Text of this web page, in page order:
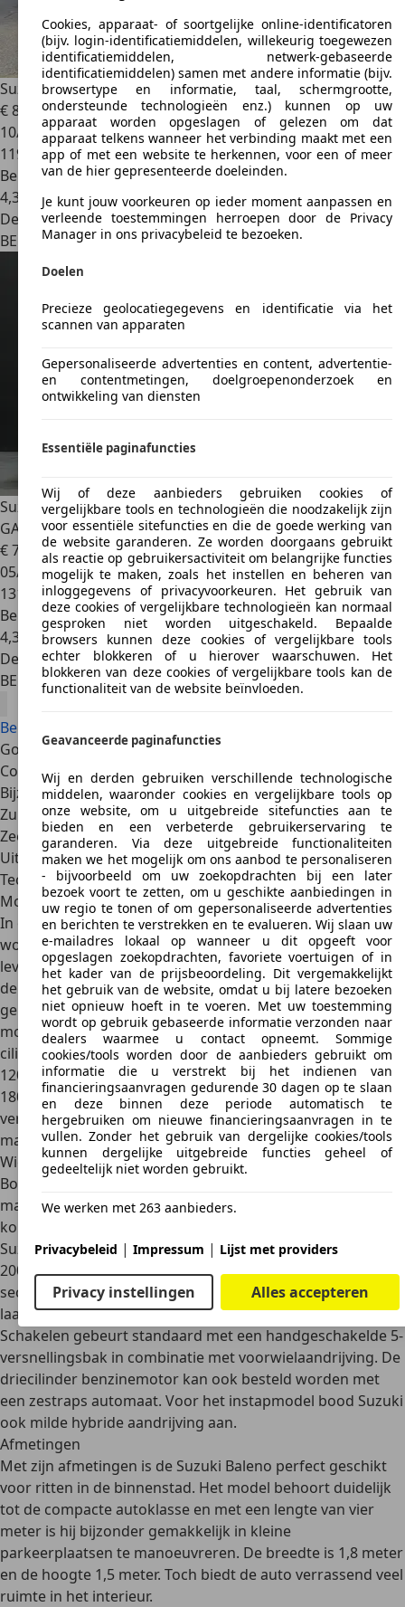
Suzuki BalenoBaleno 1.2i GL / GARANTIE 12 MOIS
€ 8.490
10/2016
119.800 km
Benzine
4,3 l/100 km (comb.)
Dealer
BE 4684Haccourt-liege
Suzuki Baleno1.2i GLX * CAMÉRA + JANTES + GPS +
GARANTIE *
€ 7.950
05/2016
131.000 km
Benzine
4,3 l/100 km (comb.)
Dealer
BE 4100Seraing
Bekijk alle Suzuki Baleno aanbiedingen
Goede redenen
Comfortabel
Bijzonder ruim
Zuinig brandstofverbruik
Zeer wendbaar en ideaal voor stadsverkeer
Uitgebreide veiligheidsuitrusting
Technische gegevens
Motorisatie
In de eerste generatie kon de Suzuki Baleno besteld
worden met keuze uitdrie verschillende motoren.Die
leverden86, 98 of 121 pkaan vermogen. Natuurlijk kreeg
de kleine auto in 2015 – voor de introductie van de tweede
generatie Suzuki Baleno – volledig nieuw ontwikkelde
motoren. De basisvariant is eenviercilindermotor met een
cilinderinhoud van 1,2 literen een vermogen van 90 pken
120 Nm koppel. Genoeg power voor een topsnelheid van
180 km/u en een 0-100-tijd van 12,3 seconden. Het lage
verbruik vanruim onder de vijf liter per 100 kilometer
maakt hem erg interessant.
Wie meer vermogen wenst, kan kiezen voor de 1,0-liter
Boosterjet driecilinder turbobenzinemotor
maximaal vermogen van 82 kW (112 pk) en een hoog
koppel van 170 Nm
Suzuki nog sneller op de weg. De topsnelheid bedraagt
200 km/u en de sprint van 0 naar 100 km/u duurt 11,4
seconden. Ook hier kan de bestuurder rekenen op een
laag verbruik van minder dan vijf literper 100 kilometer.
Schakelen gebeurt standaard met een handgeschakelde 5-
versnellingsbak in combinatie met voorwielaandrijving. De
driecilinder benzinemotor kan ook besteld worden met
een zestraps automaat. Voor het instapmodel bood Suzuki
ook milde hybride aandrijving aan.
Afmetingen
Met zijn afmetingen is de Suzuki Baleno perfect geschikt
voor ritten in de binnenstad. Het model behoort duidelijk
tot de compacte autoklasse en met een lengte van vier
meter is hij bijzonder gemakkelijk in kleine
parkeerplaatsen te manoeuvreren. De breedte is 1,8 meter
en de hoogte 1,5 meter. Toch biedt de auto verrassend veel
ruimte in het interieur.
Cookies, apparaat- of soortgelijke online-identificatoren
(bijv. login-identificatiemiddelen, willekeurig toegewezen
identificatiemiddelen, netwerk-gebaseerde
identificatiemiddelen) samen met andere informatie (bijv.
browsertype en informatie, taal, schermgrootte,
ondersteunde technologieën enz.) kunnen op uw
apparaat worden opgeslagen of gelezen om dat
apparaat telkens wanneer het verbinding maakt met een
app of met een website te herkennen, voor een of meer
van de hier gepresenteerde doeleinden.
Je kunt jouw voorkeuren op ieder moment aanpassen en
verleende toestemmingen herroepen door de Privacy
Manager in ons privacybeleid te bezoeken.
Doelen
Precieze geolocatiegegevens en identificatie via het
scannen van apparaten
Gepersonaliseerde advertenties en content, advertentie-
en contentmetingen, doelgroepenonderzoek en
ontwikkeling van diensten
Essentiële paginafuncties
Wij of deze aanbieders gebruiken cookies of
vergelijkbare tools en technologieën die noodzakelijk zijn
voor essentiële sitefuncties en die de goede werking van
de website garanderen. Ze worden doorgaans gebruikt
als reactie op gebruikersactiviteit om belangrijke functies
mogelijk te maken, zoals het instellen en beheren van
inloggegevens of privacyvoorkeuren. Het gebruik van
deze cookies of vergelijkbare technologieën kan normaal
gesproken niet worden uitgeschakeld. Bepaalde
browsers kunnen deze cookies of vergelijkbare tools
echter blokkeren of u hierover waarschuwen. Het
blokkeren van deze cookies of vergelijkbare tools kan de
functionaliteit van de website beïnvloeden.
Geavanceerde paginafuncties
Wij en derden gebruiken verschillende technologische
middelen, waaronder cookies en vergelijkbare tools op
onze website, om u uitgebreide sitefuncties aan te
bieden en een verbeterde gebruikerservaring te
garanderen. Via deze uitgebreide functionaliteiten
maken we het mogelijk om ons aanbod te personaliseren
- bijvoorbeeld om uw zoekopdrachten bij een later
bezoek voort te zetten, om u geschikte aanbiedingen in
uw regio te tonen of om gepersonaliseerde advertenties
en berichten te verstrekken en te evalueren. Wij slaan uw
e-mailadres lokaal op wanneer u dit opgeeft voor
opgeslagen zoekopdrachten, favoriete voertuigen of in
het kader van de prijsbeoordeling. Dit vergemakkelijkt
het gebruik van de website, omdat u bij latere bezoeken
niet opnieuw hoeft in te voeren. Met uw toestemming
wordt op gebruik gebaseerde informatie verzonden naar
dealers waarmee u contact opneemt. Sommige
cookies/tools worden door de aanbieders gebruikt om
informatie die u verstrekt bij het indienen van
financieringsaanvragen gedurende 30 dagen op te slaan
en deze binnen deze periode automatisch te
hergebruiken om nieuwe financieringsaanvragen in te
vullen. Zonder het gebruik van dergelijke cookies/tools
kunnen dergelijke uitgebreide functies geheel of
gedeeltelijk niet worden gebruikt.
We werken met 263 aanbieders.
Privacybeleid | Impressum | Lijst met providers
Privacy instellingen Alles accepteren